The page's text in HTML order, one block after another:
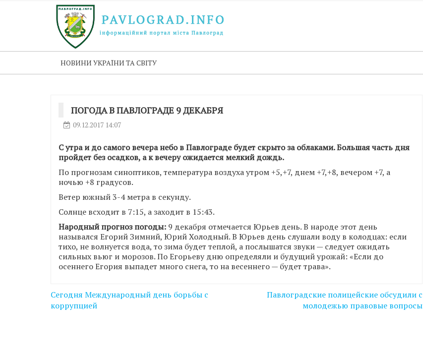
НОВИНИ УКРАЇНИ ТА СВІТУ
ПОГОДА В ПАВЛОГРАДЕ 9 ДЕКАБРЯ
09.12.2017 14:07
С утра и до самого вечера небо в Павлограде будет скрыто за облаками. Большая часть дня
пройдет без осадков, а к вечеру ожидается мелкий дождь.
По прогнозам синоптиков, температура воздуха утром +5,+7, днем +7,+8, вечером +7, а
ночью +8 градусов.
Ветер южный 3-4 метра в секунду.
Солнце всходит в 7:15, а заходит в 15:43.
Народный прогноз погоды: 9 декабря отмечается Юрьев день. В народе этот день
назывался Егорий Зимний, Юрий Холодный. В Юрьев день слушали воду в колодцах: если
тихо, не волнуется вода, то зима будет теплой, а послышатся звуки — следует ожидать
сильных вьюг и морозов. По Егорьеву дню определяли и будущий урожай: «Если до
осеннего Егория выпадет много снега, то на весеннего — будет трава».
Навігація
записів
Сегодня Международный день борьбы с
коррупцией
Павлоградские полицейские обсудили с
молодежью правовые вопросы